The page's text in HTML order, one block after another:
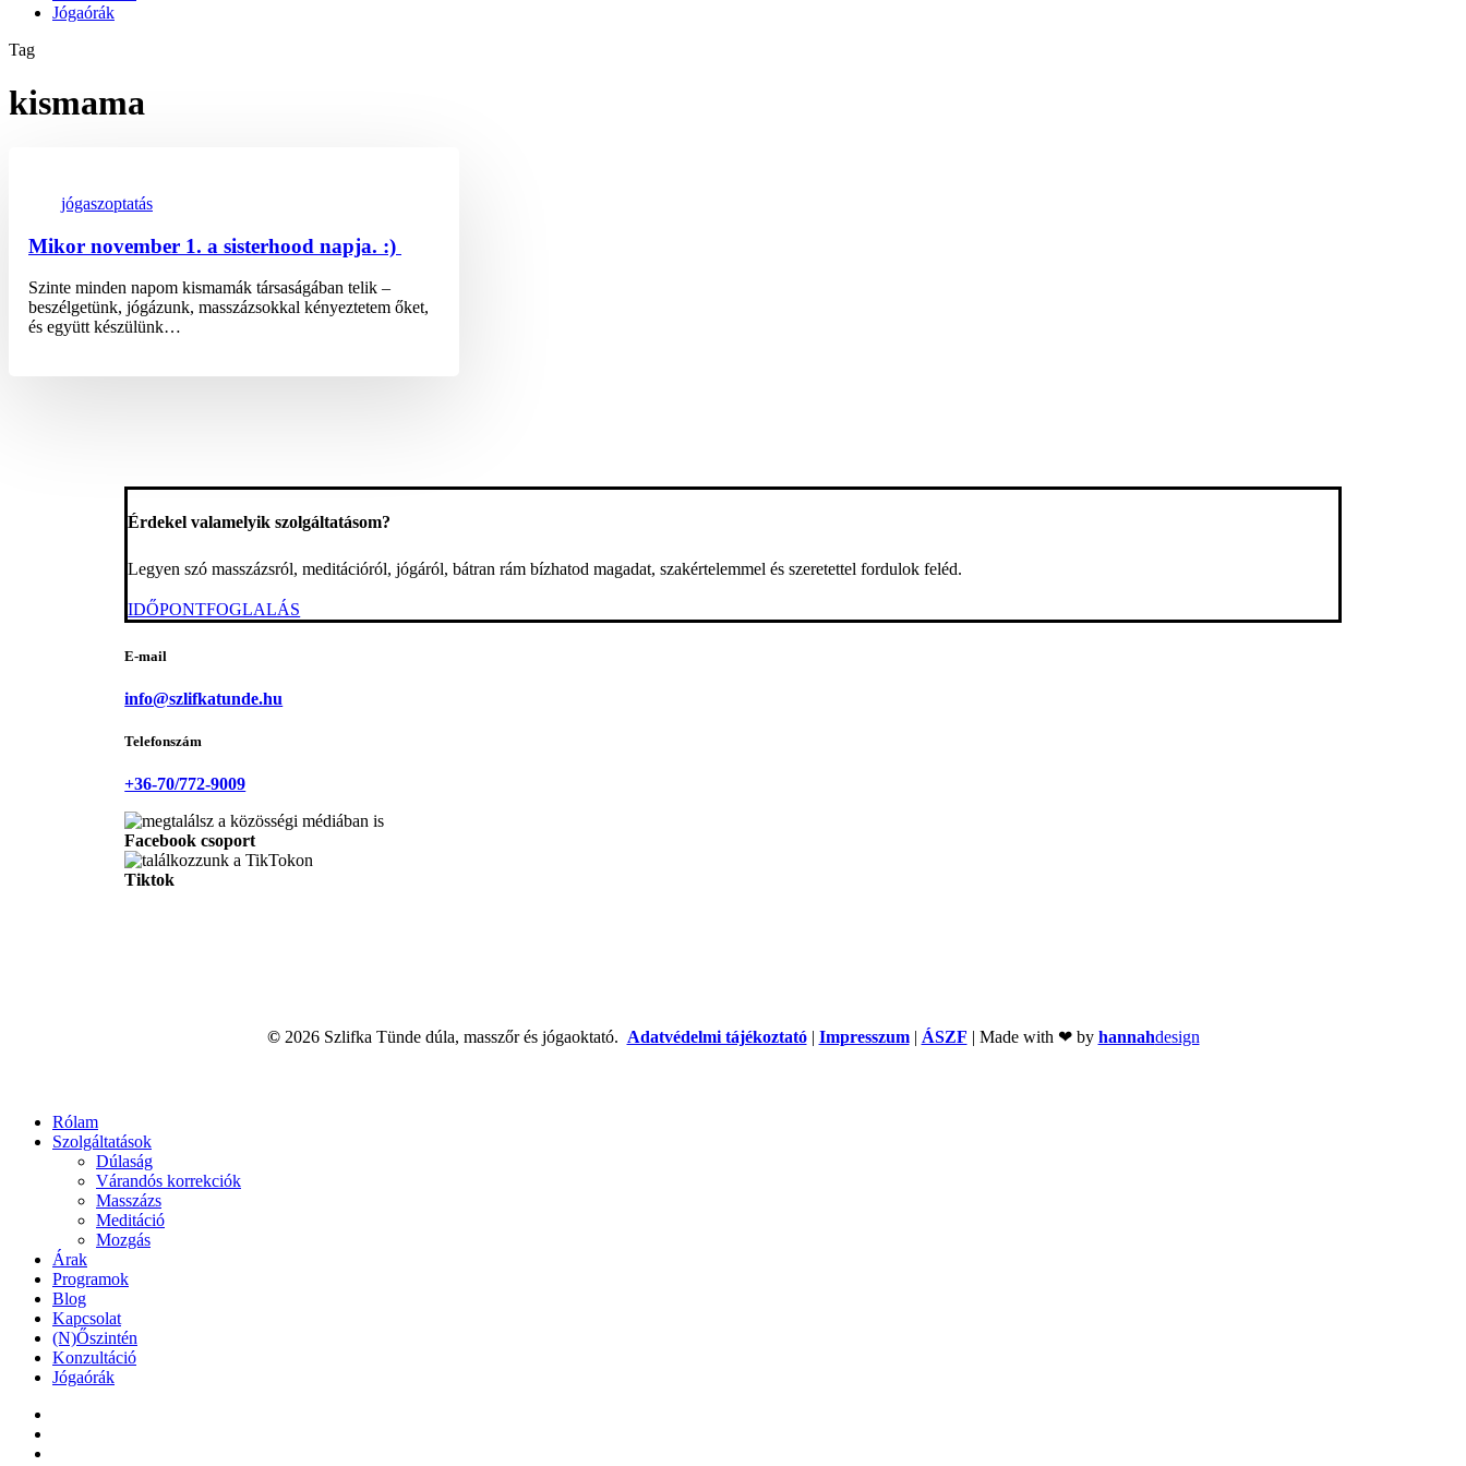
Jógaórák
Tag
kismama
jógaszoptatás
Mikor november 1. a sisterhood napja. :)
Szinte minden napom kismamák társaságában telik –
beszélgetünk, jógázunk, masszázsokkal kényeztetem őket,
és együtt készülünk…
Érdekel valamelyik szolgáltatásom?
Legyen szó masszázsról, meditációról, jógáról, bátran rám bízhatod magadat, szakértelemmel és szeretettel fordulok feléd.
IDŐPONTFOGLALÁS
E-mail
info@szlifkatunde.hu
Telefonszám
+36-70/772-9009
Facebook csoport
Tiktok
© 2026Szlifka Tünde dúla, masszőr és jógaoktató. Adatvédelmi tájékoztató| Impresszum| ÁSZF | Made with ❤ by hannahdesign
Close
Menu
Rólam
Szolgáltatások
Dúlaság
Várandós korrekciók
Masszázs
Meditáció
Mozgás
Árak
Programok
Blog
Kapcsolat
(N)Őszintén
Konzultáció
Jógaórák